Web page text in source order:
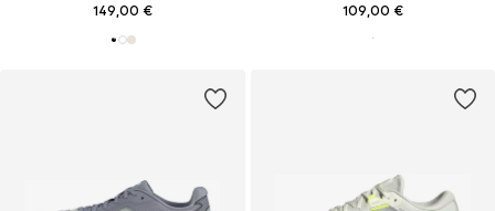
149,00 € 109,00 €